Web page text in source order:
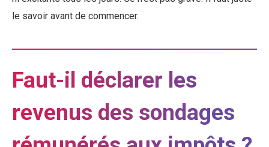
le savoir avant de commencer.
Faut-il déclarer les
revenus des sondages